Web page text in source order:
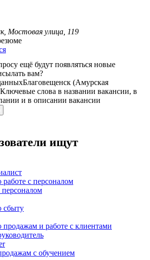
Мостовая улица, 119
ещё будут появляться новые
вам?
Благовещенск (Амурская
Ключевые слова в названии вакансии, в
и в описании вакансии
ищут
работе с персоналом
сбыту
продажам и работе с клиентами
с обучением